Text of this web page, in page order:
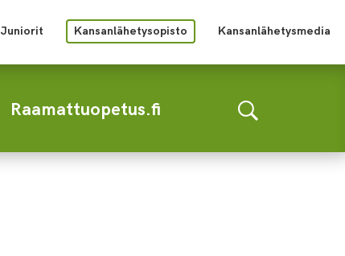
Juniorit Kansanlähetysopisto Kansanlähetysmedia
Raamattuopetus.fi